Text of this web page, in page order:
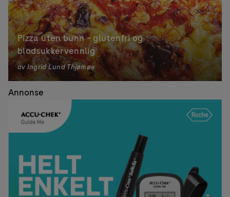
Pizza uten bunn – glutenfri og
blodsukkervennlig
av Ingrid Lund Thjømøe
Annonse